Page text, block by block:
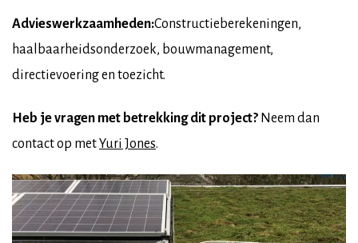
Advieswerkzaamheden:Constructieberekeningen,
haalbaarheidsonderzoek, bouwmanagement,
directievoering en toezicht.
Heb je vragen met betrekking dit project? Neem dan
contact op metYuri Jones.